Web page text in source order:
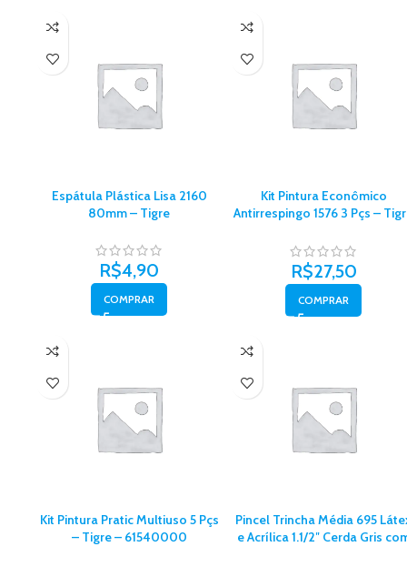
Espátula Plástica Lisa 2160
80mm – Tigre
R$4,90
COMPRAR
Kit Pintura Econômico
Antirrespingo 1576 3 Pçs –
R$27,50
COMPRAR
Kit Pintura Pratic Multiuso 5 Pçs
– Tigre – 61540000
Pincel Trincha Média 695
e Acrílica 1.1/2″ Cerda Gris